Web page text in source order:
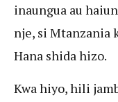
inaungua au
nje, si Mtanzania
Hana shida hizo.
Kwa hiyo, hili